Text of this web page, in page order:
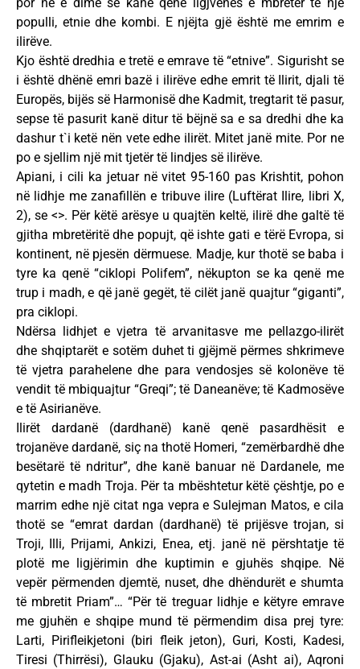
populli, etnie dhe kombi. E njëjta gjë është me emrim e
ilirëve.
Kjo është dredhia e tretë e emrave të “etnive”. Sigurisht se
i është dhënë emri bazë i ilirëve edhe emrit të Ilirit, djali të
Europës, bijës së Harmonisë dhe Kadmit, tregtarit të pasur,
sepse të pasurit kanë ditur të bëjnë sa e sa dredhi dhe ka
dashur t`i ketë nën vete edhe ilirët. Mitet janë mite. Por ne
po e sjellim një mit tjetër të lindjes së ilirëve.
Apiani, i cili ka jetuar në vitet 95-160 pas Krishtit, pohon
në lidhje me zanafillën e tribuve ilire (Luftërat Ilire, libri X,
2), se <>. Për këtë arësye u quajtën keltë, ilirë dhe galtë të
gjitha mbretëritë dhe popujt, që ishte gati e tërë Evropa, si
kontinent, në pjesën dërmuese. Madje, kur thotë se baba i
tyre ka qenë “ciklopi Polifem”, nëkupton se ka qenë me
trup i madh, e që janë gegët, të cilët janë quajtur “giganti”,
pra ciklopi.
Ndërsa lidhjet e vjetra të arvanitasve me pellazgo-ilirët
dhe shqiptarët e sotëm duhet ti gjëjmë përmes shkrimeve
të vjetra parahelene dhe para vendosjes së kolonëve të
vendit të mbiquajtur “Greqi”; të Daneanëve; të Kadmosëve
e të Asirianëve.
Ilirët dardanë (dardhanë) kanë qenë pasardhësit e
trojanëve dardanë, siç na thotë Homeri, “zemërbardhë dhe
besëtarë të ndritur”, dhe kanë banuar në Dardanele, me
qytetin e madh Troja. Për ta mbështetur këtë çështje, po e
marrim edhe një citat nga vepra e Sulejman Matos, e cila
thotë se “emrat dardan (dardhanë) të prijësve trojan, si
Troji, Illi, Prijami, Ankizi, Enea, etj. janë në përshtatje të
plotë me ligjërimin dhe kuptimin e gjuhës shqipe. Në
vepër përmenden djemtë, nuset, dhe dhëndurët e shumta
të mbretit Priam”… “Për të treguar lidhje e këtyre emrave
me gjuhën e shqipe mund të përmendim disa prej tyre:
Larti, Pirifleikjetoni (biri fleik jeton), Guri, Kosti, Kadesi,
Tiresi (Thirrësi), Glauku (Gjaku), Ast-ai (Asht ai), Aqroni